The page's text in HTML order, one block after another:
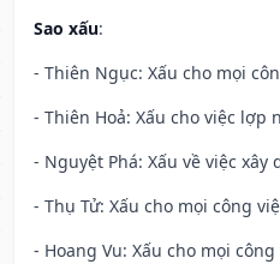
Sao xấu:
- Thiên Ngục: Xấu cho mọi
- Thiên Hoả: Xấu cho việc lợp
- Nguyệt Phá: Xấu về việc xây
- Thụ Tử: Xấu cho mọi công
- Hoang Vu: Xấu cho mọi công